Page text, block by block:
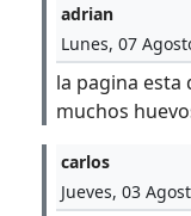
adrian
Lunes, 07
la pagina esta
muchos
carlos
Jueves, 03